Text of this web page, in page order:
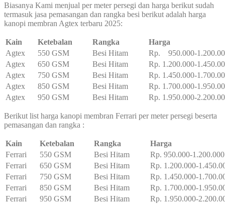
Biasanya Kami menjual per meter persegi dan harga berikut sudah
termasuk jasa pemasangan dan rangka besi berikut adalah harga
kanopi membran Agtex terbaru 2025:
Kain Ketebalan Rangka
Harga
Agtex
550 GSM Besi Hitam
Rp. 950.000-
Agtex
650 GSM Besi Hitam
Rp. 1.200.000-
Agtex
750 GSM Besi Hitam
Rp. 1.450.000-
Agtex
850 GSM Besi Hitam
Rp. 1.700.000-
Agtex
950 GSM Besi Hitam Rp. 1.950.000-
Berikut list harga kanopi membran Ferrari per meter persegi beserta
pemasangan dan rangka :
Kain Ketebalan Rangka
Harga
Ferrari
550 GSM Besi Hitam
Rp. 950.000-1.200.000
Ferrari
650 GSM Besi Hitam
Rp. 1.200.000-
Ferrari
750 GSM Besi Hitam
Rp. 1.450.000-
Ferrari
850 GSM Besi Hitam
Rp. 1.700.000-
Ferrari
950 GSM Besi Hitam Rp. 1.950.000-